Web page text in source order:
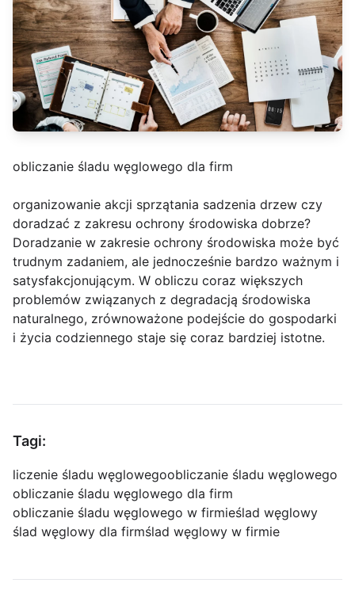
obliczanie śladu węglowego dla firm
organizowanie akcji sprzątania sadzenia drzew czy
doradzać z zakresu ochrony środowiska dobrze?
Doradzanie w zakresie ochrony środowiska może być
trudnym zadaniem, ale jednocześnie bardzo ważnym i
satysfakcjonującym. W obliczu coraz większych
problemów związanych z degradacją środowiska
naturalnego, zrównoważone podejście do gospodarki
i życia codziennego staje się coraz bardziej istotne.
Tagi:
liczenie śladu węglowegoobliczanie śladu węglowego
obliczanie śladu węglowego dla firm
obliczanie śladu węglowego w firmieślad węglowy
ślad węglowy dla firmślad węglowy w firmie